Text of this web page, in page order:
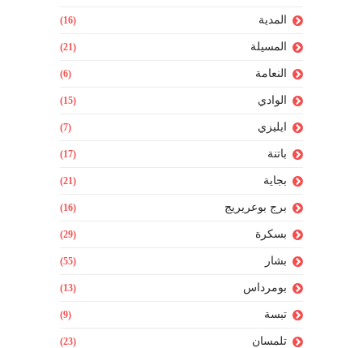
المدية (16)
المسيلة (21)
النعامة (6)
الوادي (15)
ايليزي (7)
باتنة (17)
بجاية (21)
برج بوعريريج (16)
بسكرة (29)
بشار (55)
بومرداس (13)
تبسة (9)
تلمسان (23)